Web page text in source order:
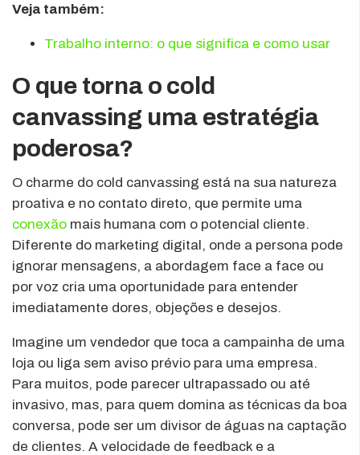
Veja também:
Trabalho interno: o que significa e como usar
O que torna o cold
canvassing uma estratégia
poderosa?
O charme do cold canvassing está na sua natureza
proativa e no contato direto, que permite uma
conexão mais humana com o potencial cliente.
Diferente do marketing digital, onde a persona pode
ignorar mensagens, a abordagem face a face ou
por voz cria uma oportunidade para entender
imediatamente dores, objeções e desejos.
Imagine um vendedor que toca a campainha de uma
loja ou liga sem aviso prévio para uma empresa.
Para muitos, pode parecer ultrapassado ou até
invasivo, mas, para quem domina as técnicas da boa
conversa, pode ser um divisor de águas na captação
de clientes. A velocidade de feedback e a